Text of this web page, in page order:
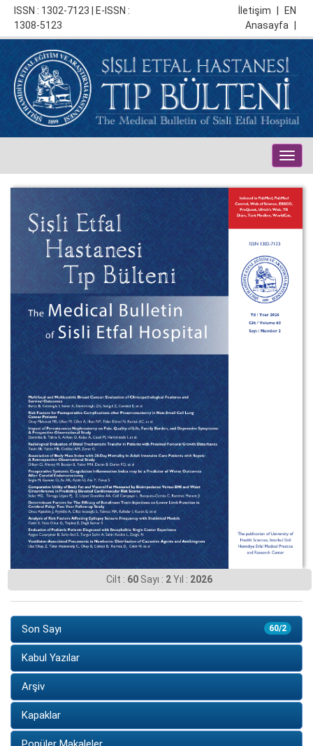
ISSN : 1302-7123 | E-ISSN :
1308-5123
EN
İletişim
Anasayfa
Cilt : 60 Sayı : 2Yıl : 2026
60/2
Son Sayı
Kabul Yazılar
Arşiv
Kapaklar